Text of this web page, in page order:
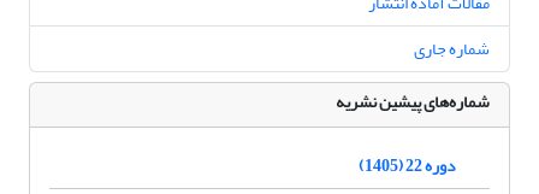
شماره جاری
شماره‌های پیشین نشریه
دوره 22 (1405)